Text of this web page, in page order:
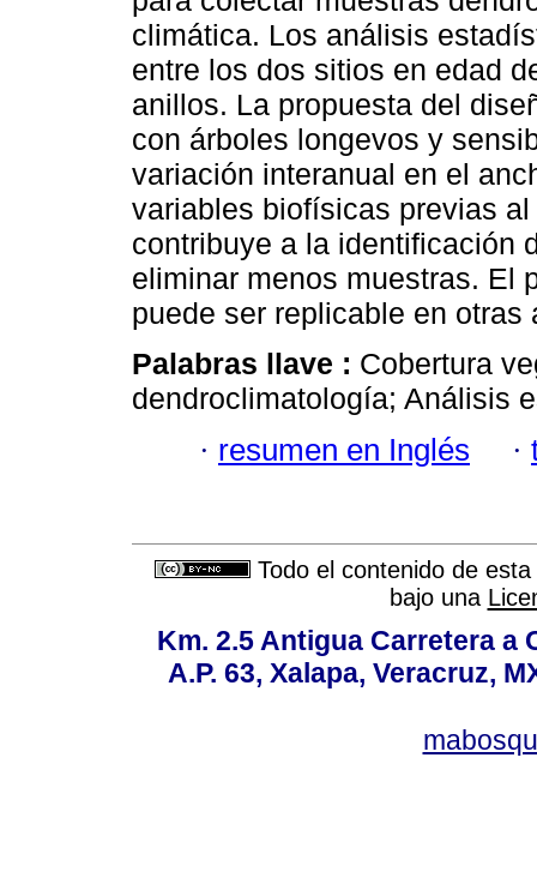
climática. Los análisis
entre los dos sitios en edad
anillos. La propuesta del
con árboles longevos y
variación interanual en el
variables biofísicas previas
contribuye a la identificación
eliminar menos muestras. El
puede ser replicable en otras
Palabras llave : Cobertura
dendroclimatología; Análisis
· resumen en Inglés ·
Todo el contenido de
bajo una
Km. 2.5 Antigua Carretera a
A.P. 63, Xalapa, Veracruz,